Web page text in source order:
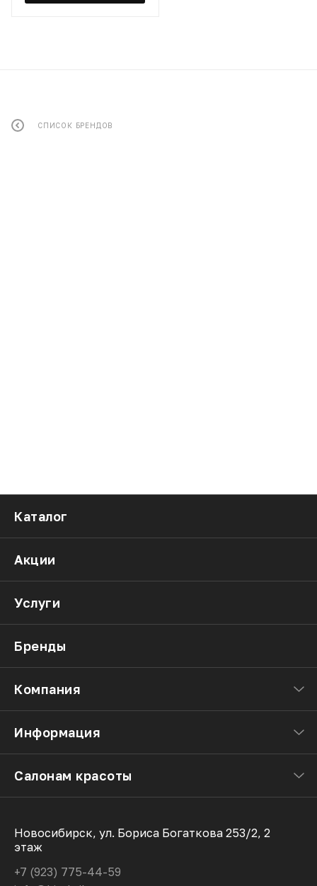
СПИСОК БРЕНДОВ
Каталог
Акции
Услуги
Бренды
Компания
Информация
Салонам красоты
Новосибирск, ул. Бориса Богаткова 253/2, 2
этаж
+7 (923) 775-44-59